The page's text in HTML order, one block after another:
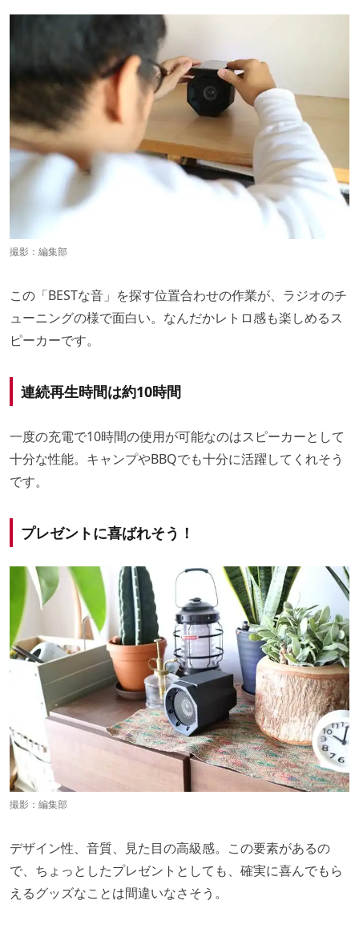
撮影：編集部
この「BESTな音」を探す位置合わせの作業が、ラジオのチ
ューニングの様で面白い。なんだかレトロ感も楽しめるス
ピーカーです。
連続再生時間は約10時間
一度の充電で10時間の使用が可能なのはスピーカーとして
十分な性能。キャンプやBBQでも十分に活躍してくれそう
です。
プレゼントに喜ばれそう！
撮影：編集部
デザイン性、音質、見た目の高級感。この要素があるの
で、ちょっとしたプレゼントとしても、確実に喜んでもら
えるグッズなことは間違いなさそう。